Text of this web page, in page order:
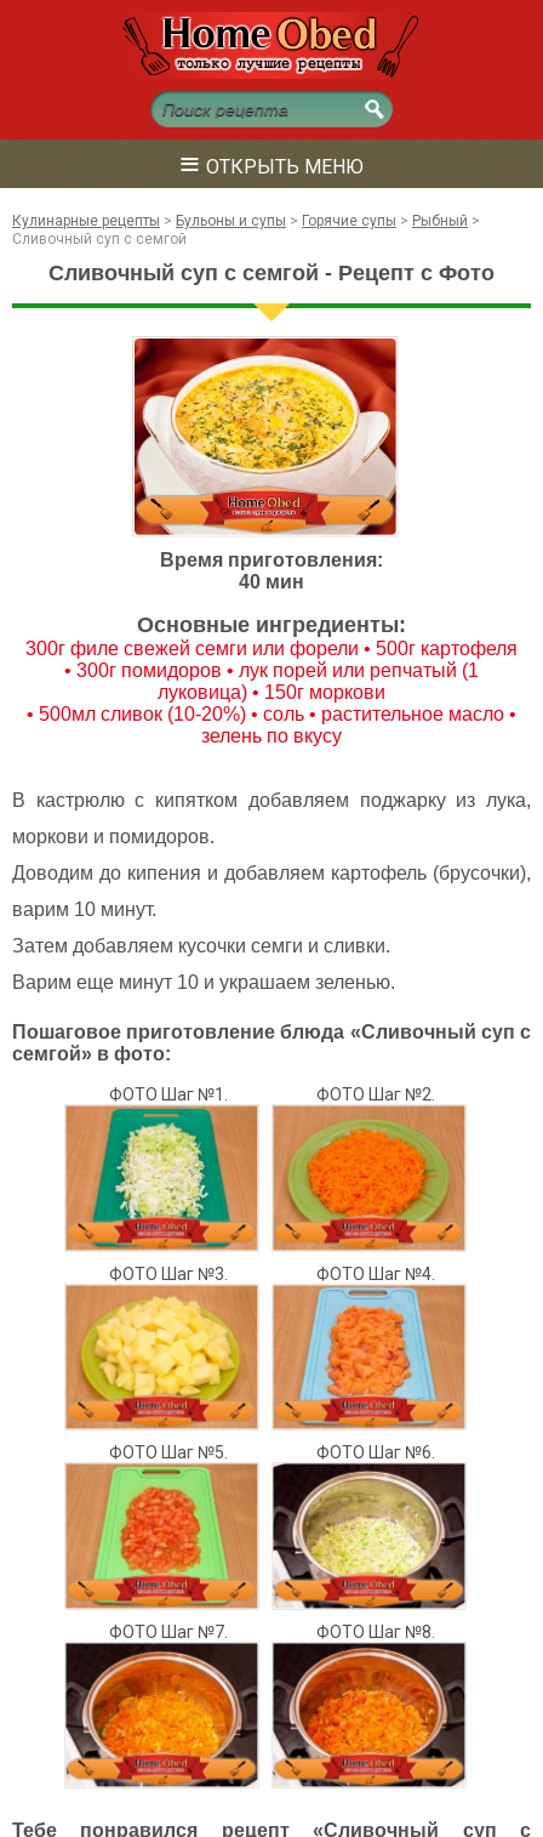
≡ ОТКРЫТЬ МЕНЮ
Кулинарные рецепты > Бульоны и супы > Горячие супы > Рыбный >
Сливочный суп с семгой
Сливочный суп с семгой - Рецепт с Фото
Время приготовления:
40 мин
Основные ингредиенты:
300г филе свежей семги или форели • 500г картофеля
• 300г помидоров • лук порей или репчатый (1
луковица) • 150г моркови
• 500мл сливок (10-20%) • соль • растительное масло •
зелень по вкусу
В кастрюлю с кипятком добавляем поджарку из лука,
моркови и помидоров.
Доводим до кипения и добавляем картофель (брусочки),
варим 10 минут.
Затем добавляем кусочки семги и сливки.
Варим еще минут 10 и украшаем зеленью.
Пошаговое приготовление блюда «Сливочный суп с
семгой» в фото:
ФОТО Шаг №1. ФОТО Шаг №2.
ФОТО Шаг №3. ФОТО Шаг №4.
ФОТО Шаг №5. ФОТО Шаг №6.
ФОТО Шаг №7. ФОТО Шаг №8.
Тебе понравился рецепт «Сливочный суп с